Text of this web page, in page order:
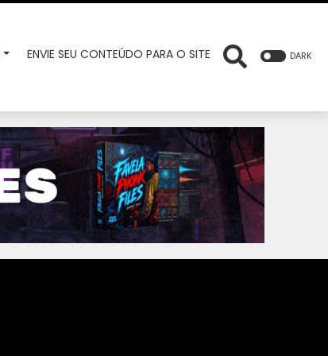
ENVIE SEU CONTEÚDO PARA O SITE DARK